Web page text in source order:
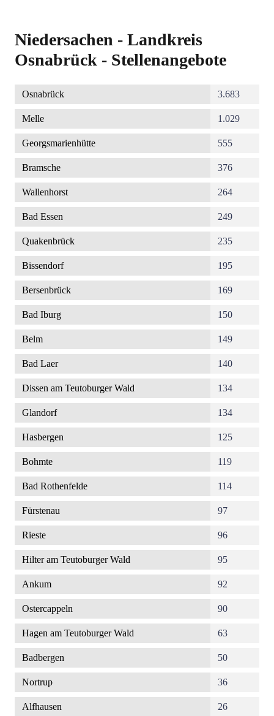
Niedersachen - Landkreis
Osnabrück - Stellenangebote
Osnabrück 3.683
Melle 1.029
Georgsmarienhütte 555
Bramsche 376
Wallenhorst 264
Bad Essen 249
Quakenbrück 235
Bissendorf 195
Bersenbrück 169
Bad Iburg 150
Belm 149
Bad Laer 140
Dissen am Teutoburger Wald 134
Glandorf 134
Hasbergen 125
Bohmte 119
Bad Rothenfelde 114
Fürstenau 97
Rieste 96
Hilter am Teutoburger Wald 95
Ankum 92
Ostercappeln 90
Hagen am Teutoburger Wald 63
Badbergen 50
Nortrup 36
Alfhausen 26